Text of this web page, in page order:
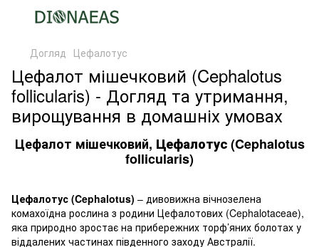
Догляд Цефалотус
Цефалот мішечковий (Cephalotus
follicularis) - Догляд та утримання,
вирощування в домашніх умовах
Цефалот мішечковий, Цефалотус(Cephalotus
follicularis)
Цефалотус (Cephalotus) – дивовижна вічнозелена
комахоїдна рослина з родини Цефалотових (Cephalotaceae),
яка природно зростає на прибережних торф’яних болотах у
віддалених частинах південного заходу Австралії.